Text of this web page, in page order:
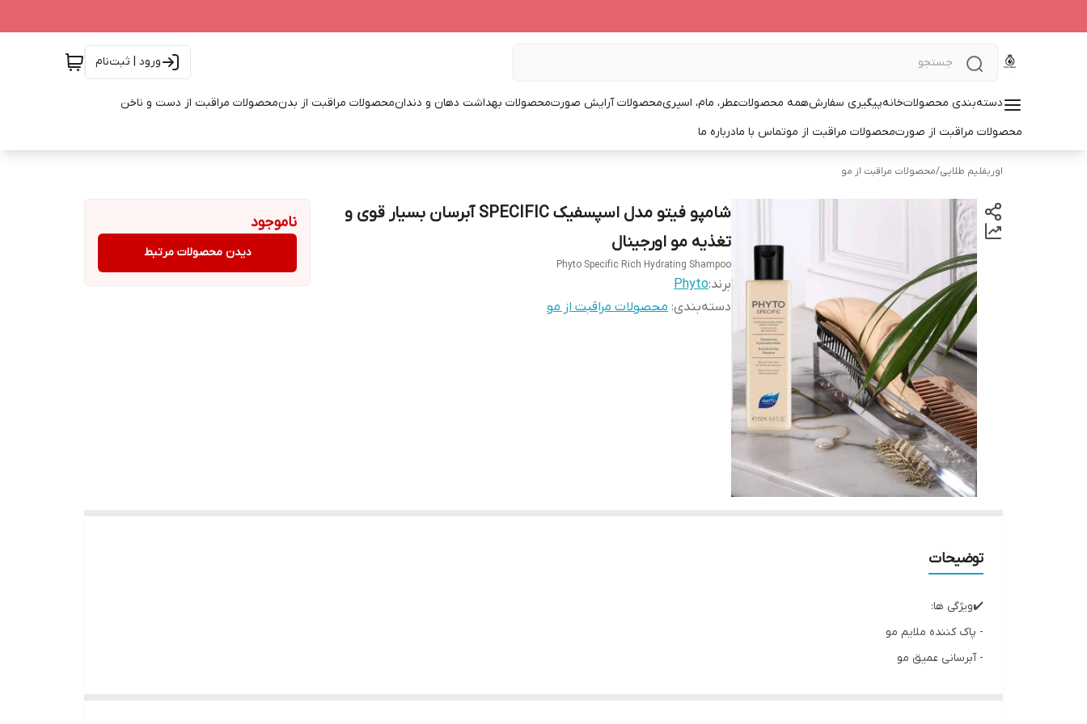
ورود | ثبت‌نام
دسته‌بندی محصولاتخانهپیگیری سفارشهمه محصولاتعطر، مام، اسپریمحصولات آرایش صورتمحصولات بهداشت دهان و دندانمحصولات مراقبت از بدنمحصولات مراقبت از دست و ناخن
محصولات مراقبت از صورتمحصولات مراقبت از موتماس با مادرباره ما
اوریفلیم طلایی/محصولات مراقبت از مو
شامپو فیتو مدل اسپسفیک SPECIFIC آبرسان بسیار قوی و
تغذیه مو اورجینال
Phyto Specific Rich Hydrating Shampoo
برند:Phyto
دسته‌بندی: محصولات مراقبت از مو
ناموجود
دیدن محصولات مرتبط
توضیحات
✔️ویژگی ها:
- پاک کننده ملایم مو
- آبرسانی عمیق مو